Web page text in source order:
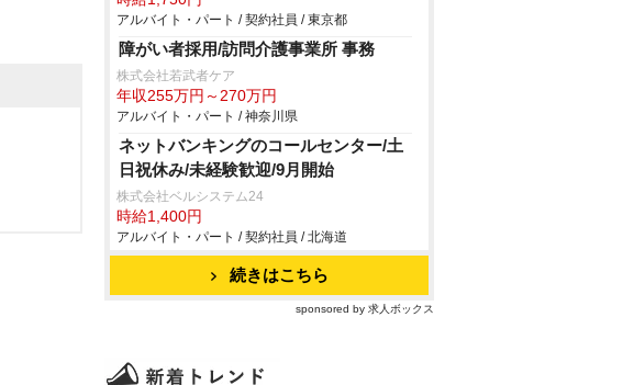
アルバイト・パート / 契約社員 / 東京都
障がい者採用/訪問介護事業所 事務
株式会社若武者ケア
年収255万円～270万円
アルバイト・パート / 神奈川県
ネットバンキングのコールセンター/土
日祝休み/未経験歓迎/9月開始
株式会社ベルシステム24
時給1,400円
アルバイト・パート / 契約社員 / 北海道
続きはこちら
sponsored by 求人ボックス